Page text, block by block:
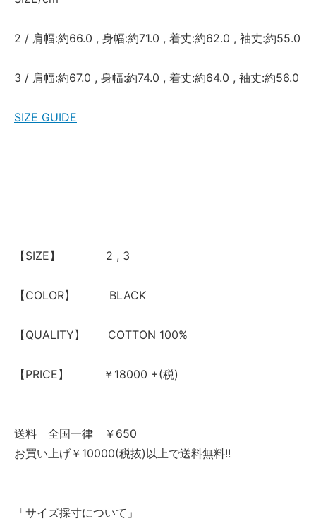
2 / 肩幅:約66.0 , 身幅:約71.0 , 着丈:約62.0 , 袖丈:約55.0
3 / 肩幅:約67.0 , 身幅:約74.0 , 着丈:約64.0 , 袖丈:約56.0
SIZE GUIDE
【SIZE】 2 , 3
【COLOR】 BLACK
【QUALITY】 COTTON 100%
【PRICE】 ￥18000 +(税)
送料 全国一律 ￥650
お買い上げ￥10000(税抜)以上で送料無料!!
「サイズ採寸について」